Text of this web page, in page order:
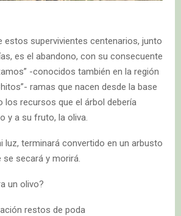
estos supervivientes centenarios, junto
es el abandono, con su consecuente
-conocidos también en la región
ramas que nacen desde la base
los recursos que el árbol debería
y a su fruto, la oliva.
luz, terminará convertido en un arbusto
se secará y morirá.
un olivo?
restos de poda